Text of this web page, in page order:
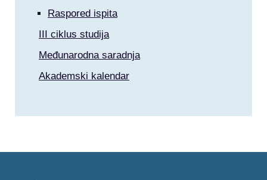
Raspored ispita
III ciklus studija
Međunarodna saradnja
Akademski kalendar